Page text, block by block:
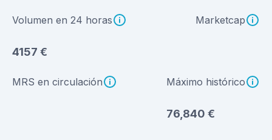
Volumen en 24 horas
4157 €
Marketcap
MRS en circulación Máximo histórico
76,840 €